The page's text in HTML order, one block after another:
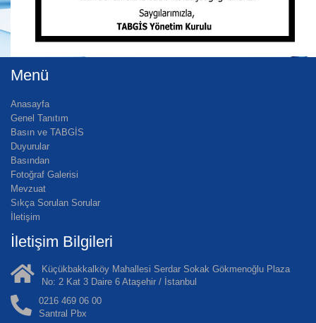
Menü
Anasayfa
Genel Tanıtım
Basın ve TABGİS
Duyurular
Basından
Fotoğraf Galerisi
Mevzuat
Sıkça Sorulan Sorular
İletişim
İletişim Bilgileri
Küçükbakkalköy Mahallesi Serdar Sokak Gökmenoğlu Plaza
No: 2 Kat 3 Daire 6 Ataşehir / İstanbul
0216 469 06 00
Santral Pbx